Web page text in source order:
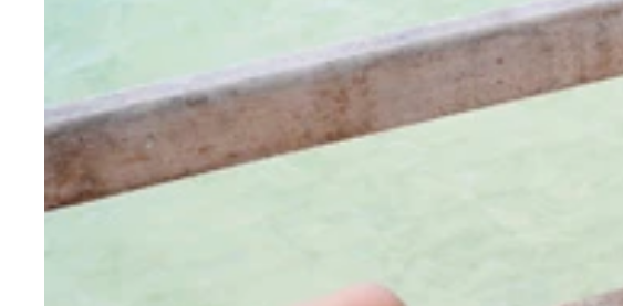
ブラジル・ベレンでカイピリーニャ・ガールズに混ざる。日本の
『世界中のタイルとお昼寝』
『強盗もいればエイリアンもいる』
『電車内で大合唱』
『ズッキーニでサメ？』
『コカの葉を噛んで高山病に耐えろ』
『現場で汗を流すチョリータ』
『クスコのオーダーメイドシューズ』
『動物ルーレットでお祭り気分』
『勇気を出してリマの路線バス』
『ペルー人はアニソンが好き』
『スーツ姿の先生も英語は苦手？』
『仕事しながらテレビ鑑賞』
『ギャンブルに興じるセニョール』
『イケイケおやじとサイバーカフェ』